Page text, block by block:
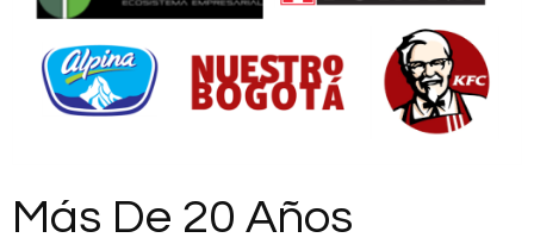
Más De 20 Años